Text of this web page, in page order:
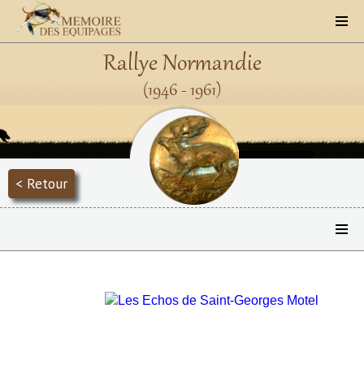
Rallye Normandie
(1946 - 1961)
< Retour